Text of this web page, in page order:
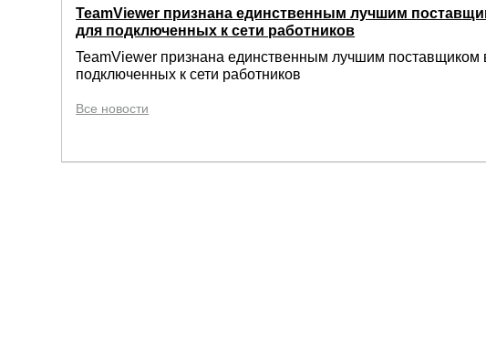
TeamViewer признана единственным лучшим
для подключенных к сети работников
TeamViewer признана единственным лучшим
подключенных к сети работников
Все новости